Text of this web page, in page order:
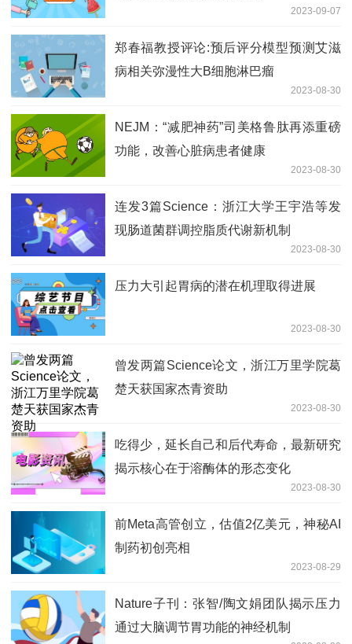
2023-09-07
郑春福教授评论:预后评分模型预测艾滋
病相关弥漫性大B细胞淋巴瘤
2023-08-30
NEJM：“减肥神药”司美格鲁肽再添重磅
功能，改善心脏病患者健康
2023-08-30
连发3篇Science：浙江大学王宇浩等发
现肠道菌群调控脂质代谢新机制
2023-08-30
压力大引起胃病的潜在机理取得进展
2023-08-30
曾发两篇Science论文，浙江万里学院葛
楚天获国家杰青资助
2023-08-30
吃得少，延长自己和后代寿命，最新研究
揭示核心在于溶酶体的形态变化
2023-08-30
前Meta高管创立，估值2亿美元，神秘AI
制药初创亮相
2023-08-29
Nature子刊：张智/陶文娟团队揭示压力
通过大脑调节胃功能的神经机制